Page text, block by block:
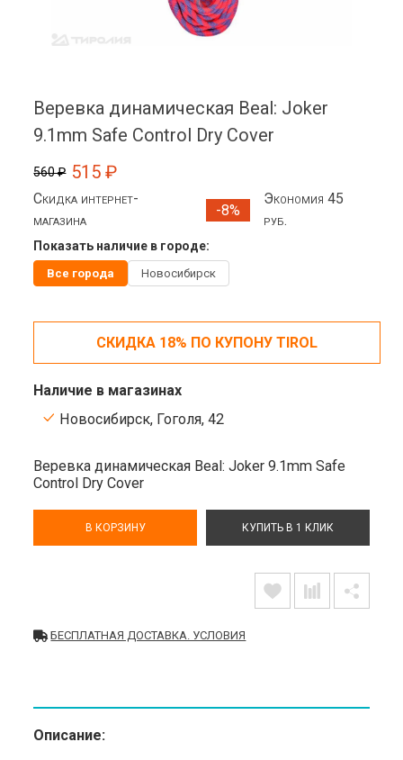
Веревка динамическая Beal: Joker
9.1mm Safe Control Dry Cover
560 ₽ 515 ₽
Скидка интернет-
магазина
-8%
Экономия 45
руб.
Показать наличие в городе:
Все города Новосибирск
СКИДКА 18% ПО КУПОНУ TIROL
Наличие в магазинах
Новосибирск, Гоголя, 42
Веревка динамическая Beal: Joker 9.1mm Safe
Control Dry Cover
В КОРЗИНУ КУПИТЬ В 1 КЛИК
БЕСПЛАТНАЯ ДОСТАВКА. УСЛОВИЯ
Описание: